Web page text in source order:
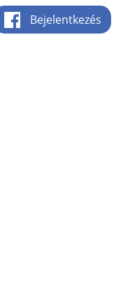
Bejelentkezés